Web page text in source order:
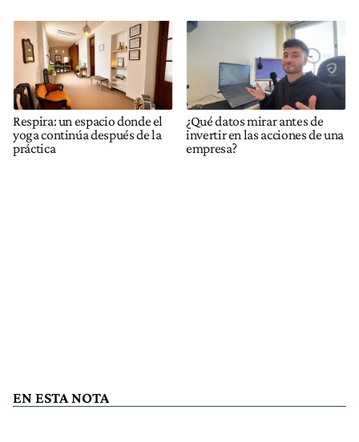
Respira: un espacio donde el
yoga continúa después de la
práctica
¿Qué datos mirar antes de
invertir en las acciones de una
empresa?
EN ESTA NOTA